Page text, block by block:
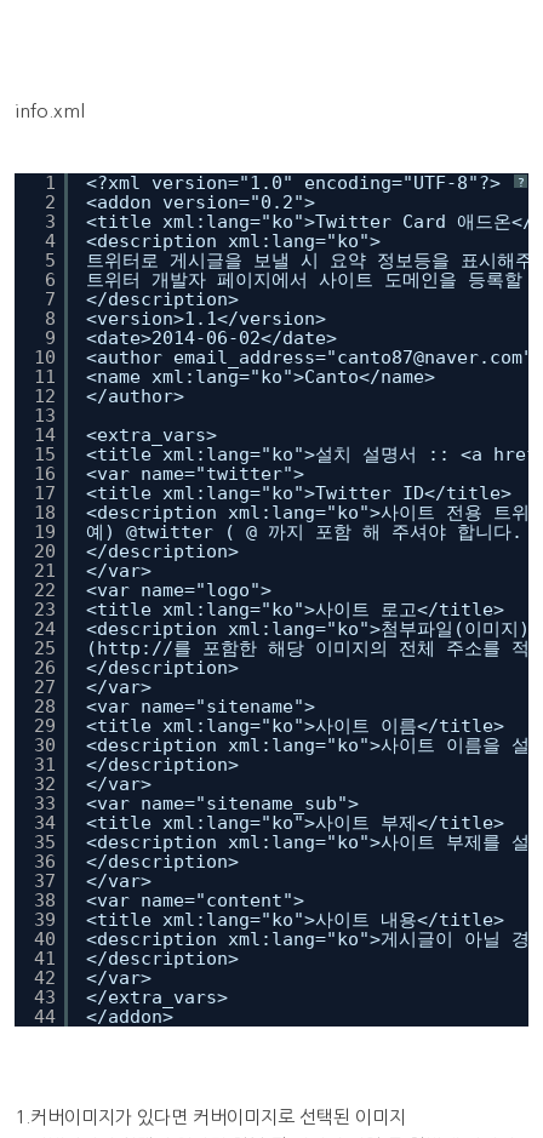
info.xml
?
1
2
3
4
5
6
7
8
9
10
11
12
13
14
15
16
17
18
19
20
21
22
23
24
25
26
27
28
29
30
31
32
33
34
35
36
37
38
39
40
41
42
43
44
<?xml version="1.0" encoding="UTF-8"?>
<addon version="0.2">
<title xml:lang="ko">Twitter Card 애드온
<description xml:lang="ko">
트위터로 게시글을 보낼 시 요약 정보등을 표시해
트위터 개발자 페이지에서 사이트 도메인을 등록할
</description>
<version>1.1</version>
<date>2014-06-02</date>
<author
<name xml:lang="ko">Canto</name>
</author>
<extra_vars>
<title xml:lang="ko">설치 설명서 :: <a
<var name="twitter">
<title xml:lang="ko">Twitter ID</title>
<description xml:lang="ko">사이트 전용 트위터
예) @twitter ( @ 까지 포함 해 주셔야 합니다. )
</description>
</var>
<var name="logo">
<title xml:lang="ko">사이트 로고</title>
<description xml:lang="ko">첨부파일(이미지)
(http://를 포함한 해당 이미지의 전체 주소를 적
</description>
</var>
<var name="sitename">
<title xml:lang="ko">사이트 이름</title>
<description xml:lang="ko">사이트 이름을 설
</description>
</var>
<var name="sitename_sub">
<title xml:lang="ko">사이트 부제</title>
<description xml:lang="ko">사이트 부제를 설
</description>
</var>
<var name="content">
<title xml:lang="ko">사이트 내용</title>
<description xml:lang="ko">게시글이 아닐 경
</description>
</var>
</extra_vars>
</addon>
1.커버이미지가 있다면 커버이미지로 선택된 이미지